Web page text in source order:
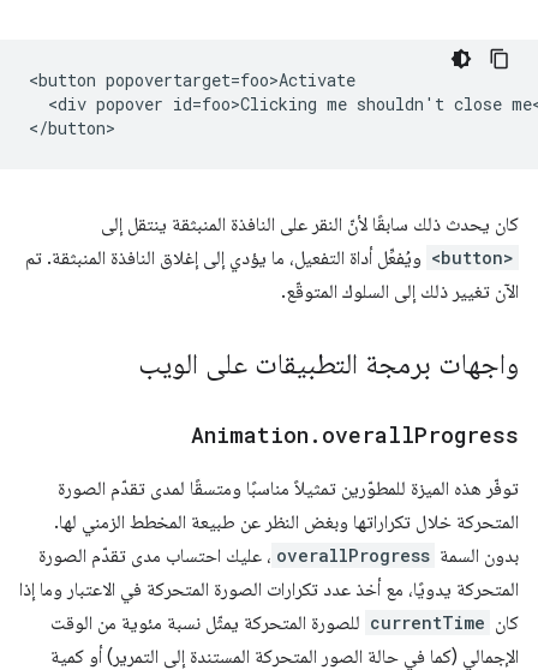
<button popovertarget=foo>Activate
<div popover id=foo>Clicking me shouldn't close
كان يحدث ذلك سابقًا لأنّ النقر على النافذة المنبثقة ينتقل إلى
<button> ويُفعِّل أداة التفعيل، ما يؤدي إلى إغلاق النافذة المنبثقة. تم
الآن تغيير ذلك إلى السلوك المتوقّع.
واجهات برمجة التطبيقات على الويب
Animation . overallProgress
توفّر هذه الميزة للمطوّرين تمثيلاً مناسبًا ومتسقًا لمدى تقدّم الصورة
المتحركة خلال تكراراتها وبغض النظر عن طبيعة المخطط الزمني لها.
بدون السمة overallProgress ، عليك احتساب مدى تقدّم الصورة
المتحركة يدويًا، مع أخذ عدد تكرارات الصورة المتحركة في الاعتبار وما إذا
كان currentTime للصورة المتحركة يمثّل نسبة مئوية من الوقت
الإجمالي (كما في حالة الصور المتحركة المستندة إلى التمرير) أو كمية